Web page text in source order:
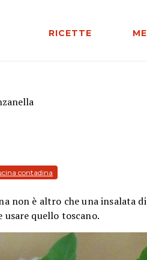
RICETTE
contadina
non è altro che una insalata
quello toscano.